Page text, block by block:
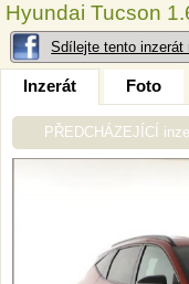
Hyundai Tucson
Sdílejte tento inzerát
Inzerát Foto
PŘEDCHÁZEJÍCÍ